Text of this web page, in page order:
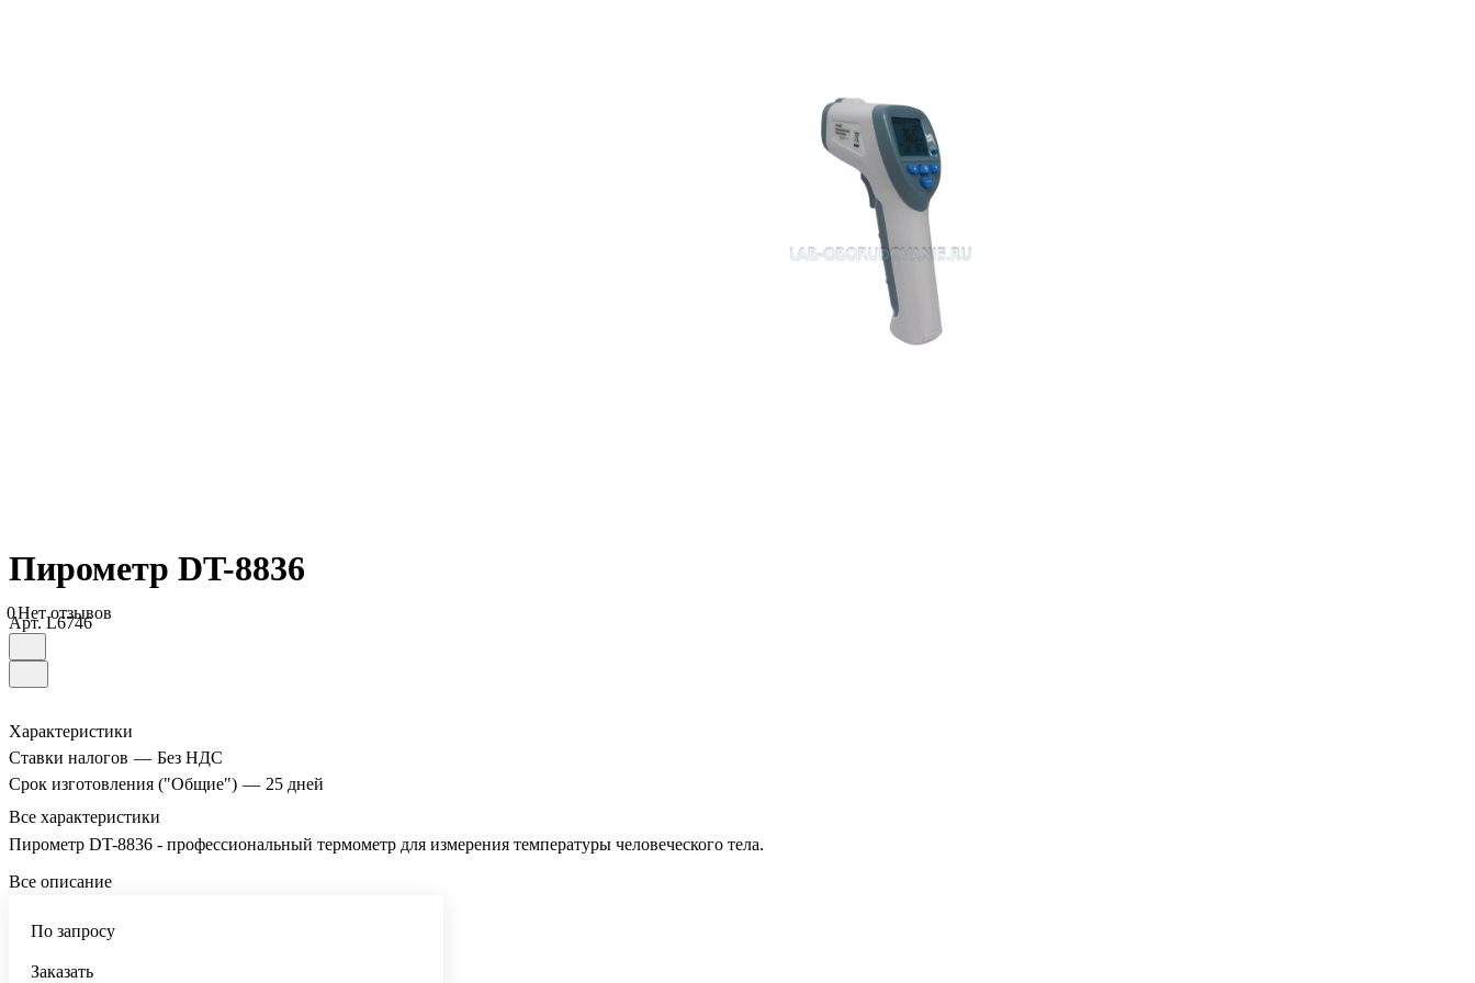
Пирометр DT-8836
0Нет отзывов
Арт.L6746
Характеристики
Ставки налогов — Без НДС
Срок изготовления ("Общие") — 25 дней
Все характеристики
Пирометр DT-8836 - профессиональный термометр для измерения температуры человеческого тела.
Все описание
По запросу
Заказать